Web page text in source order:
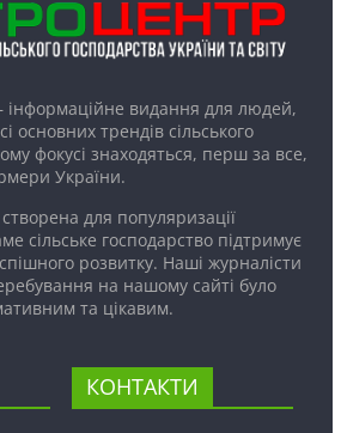
інформаційне видання для людей,
основних трендів сільського
фокусі знаходяться, перш за все,
України.
для популяризації
сільське господарство підтримує
розвитку. Наші журналісти
на нашому сайті було
та цікавим.
КОНТАКТИ